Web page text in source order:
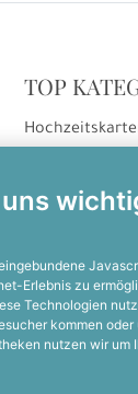
Erlebnis zu
Technologien
kommen
nutzen wir um
TOP
NOCH